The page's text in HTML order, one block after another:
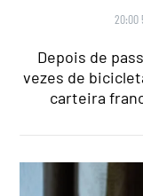
20:00
Depois de
vezes de
carteira